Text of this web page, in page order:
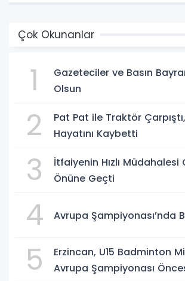
Çok Okunanlar
1
Gazeteciler ve Basın
Olsun
2
Pat Pat ile Traktör
Hayatını Kaybetti
3
İtfaiyenin Hızlı Müdahalesi
Önüne Geçti
4 Avrupa Şampiyonası’nda
5
Erzincan, U15 Badminton
Avrupa Şampiyonası